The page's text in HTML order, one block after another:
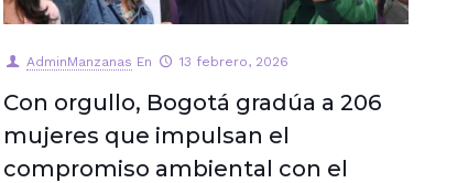
AdminManzanas En 13 febrero, 2026
Con orgullo, Bogotá gradúa a 206
mujeres que impulsan el
compromiso ambiental con el